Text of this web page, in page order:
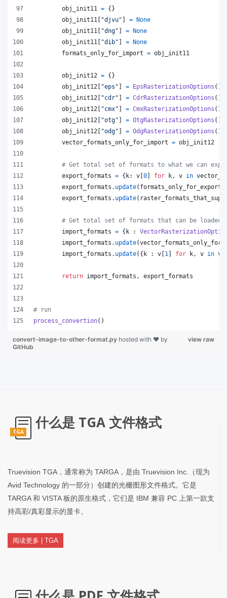
obj_init11 = {}
obj_init11 [ "djvu" ] = None
obj_init11 [ "dng" ] = None
obj_init11 [ "dib" ] = None
formats_only_for_import = obj_init11
obj_init12 = {}
obj_init12 [ "eps" ] = EpsRasterizationOptions ()
obj_init12 [ "cdr" ] = CdrRasterizationOptions ()
obj_init12 [ "cmx" ] = CmxRasterizationOptions ()
obj_init12 [ "otg" ] = OtgRasterizationOptions ()
obj_init12 [ "odg" ] = OdgRasterizationOptions ()
vector_formats_only_for_import = obj_init12
# Get total set of formats to what we can
export_formats = { k: v [0] for k , v in
export_formats . update( formats_only_for_export
export_formats . update(
# Get total set of formats that can be loaded
import_formats = { k :
import_formats . update(
import_formats . update({ k : v [1 ] for k , v in
return import_formats , export_formats
# run
process_convertion()
view raw
convert-image-to-other-format.py hosted with ❤ by
GitHub
TGA
什么是 TGA 文件格式
Truevision TGA，通常称为 TARGA，是由 Truevision Inc.（现为
Avid Technology 的一部分）创建的光栅图形文件格式。它是
TARGA 和 VISTA 板的原生格式，它们是 IBM 兼容 PC 上第一款支
持高彩/真彩显示的显卡。
阅读更多 | TGA